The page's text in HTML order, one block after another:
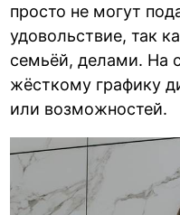
просто не могут
удовольствие, так
семьёй, делами. На
жёсткому графику
или возможностей.